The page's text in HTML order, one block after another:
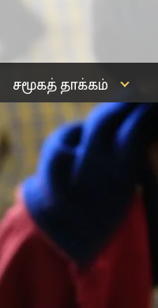
சமூகத் தாக்கம்